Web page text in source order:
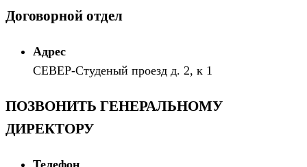
Договорной отдел
Адрес
СЕВЕР-Студеный проезд д. 2, к 1
ПОЗВОНИТЬ ГЕНЕРАЛЬНОМУ
ДИРЕКТОРУ
Телефон